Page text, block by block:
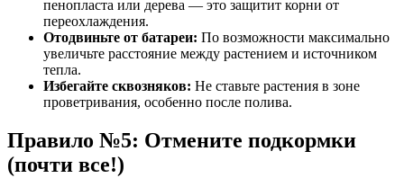
пенопласта или дерева — это защитит корни от
переохлаждения.
Отодвиньте от батареи: По возможности максимально
увеличьте расстояние между растением и источником
тепла.
Избегайте сквозняков: Не ставьте растения в зоне
проветривания, особенно после полива.
Правило №5: Отмените подкормки
(почти все!)